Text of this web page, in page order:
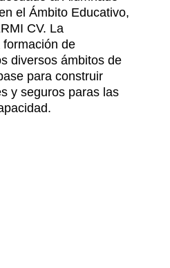
el Ámbito Educativo,
CV. La
de
diversos ámbitos de
para construir
y seguros paras las